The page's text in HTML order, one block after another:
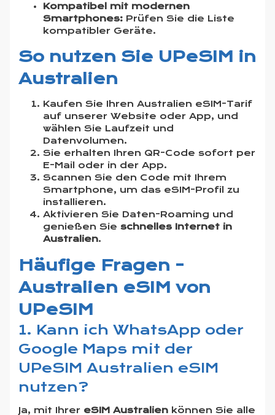
Kompatibel mit modernen
Smartphones: Prüfen Sie die Liste
kompatibler Geräte.
So nutzen Sie UPeSIM in
Australien
Kaufen Sie Ihren Australien eSIM-Tarif
auf unserer Website oder App, und
wählen Sie Laufzeit und
Datenvolumen.
Sie erhalten Ihren QR-Code sofort per
E-Mail oder in der App.
Scannen Sie den Code mit Ihrem
Smartphone, um das eSIM-Profil zu
installieren.
Aktivieren Sie Daten-Roaming und
genießen Sie schnelles Internet in
Australien.
Häufige Fragen -
Australien eSIM von
UPeSIM
1. Kann ich WhatsApp oder
Google Maps mit der
UPeSIM Australien eSIM
nutzen?
Ja, mit Ihrer eSIM Australien können Sie alle